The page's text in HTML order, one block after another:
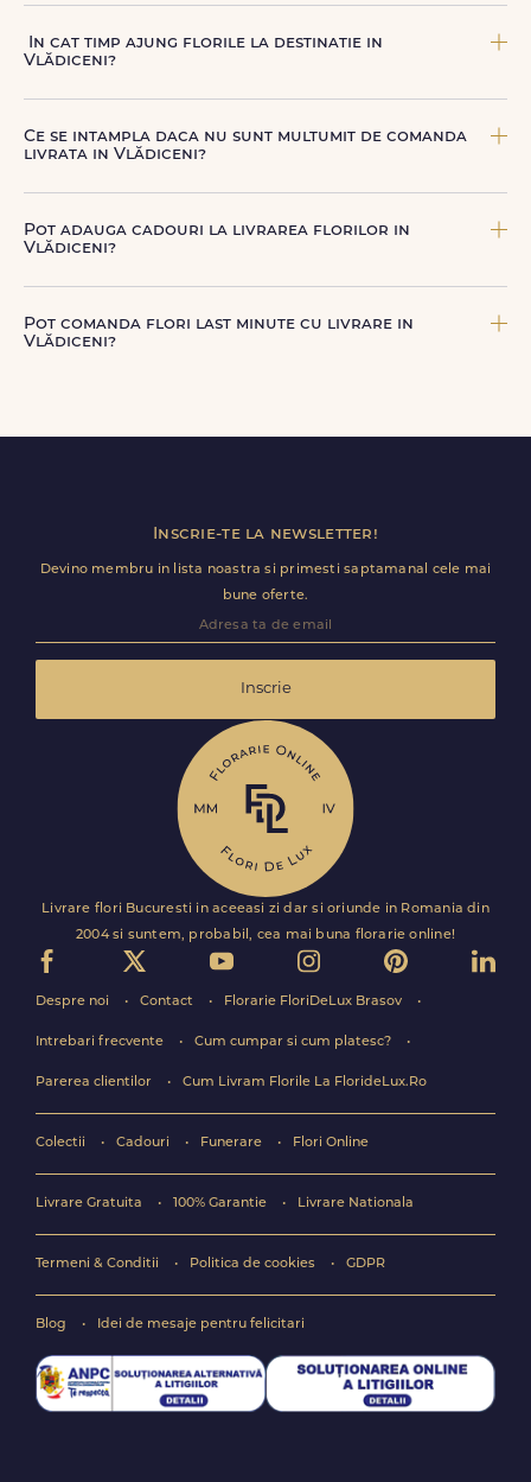
pentru comenzile cu livrare in Vlădiceni. Ne poti contacta
oricand pentru informatii despre comanda, livrare sau
In cat timp ajung florile la destinatie in
Vlădiceni?
platii comenzii, in functie de intervalul de livrare aes.
Ce se intampla daca nu sunt multumit de comanda
livrata in Vlădiceni?
astfel incat poti comanda fara griji.
Pot adauga cadouri la livrarea florilor in
Vlădiceni?
baloane, ursuleti de plus, torturi sau alte produse
premium direct in cosul de cumparaturi.
Pot comanda flori last minute cu livrare in
Vlădiceni?
doar cateva ore.
Inscrie-te la newsletter!
Devino membru in lista noastra si primesti saptamanal cele mai
bune oferte.
Inscrie
Livrare flori Bucuresti in aceeasi zi dar si oriunde in Romania din
2004 si suntem, probabil, cea mai buna florarie online!
Despre noi Contact Florarie FloriDeLux Brasov
Intrebari frecvente Cum cumpar si cum platesc?
Parerea clientilor Cum Livram Florile La FlorideLux.Ro
Colectii Cadouri Funerare Flori Online
Livrare Gratuita 100% Garantie Livrare Nationala
Termeni & Conditii Politica de cookies GDPR
Blog Idei de mesaje pentru felicitari